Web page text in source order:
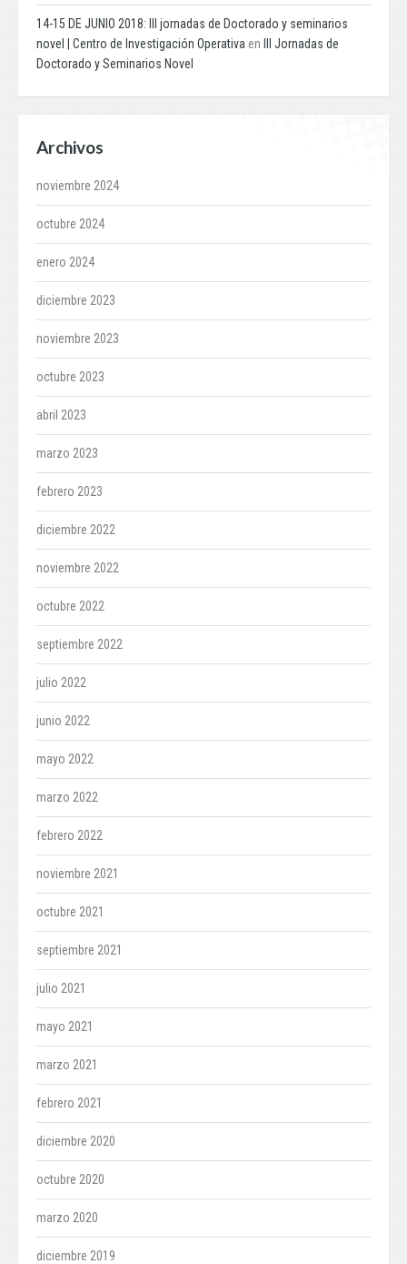
14-15 DE JUNIO 2018: III jornadas de Doctorado y seminarios
novel | Centro de Investigación Operativa en
III Jornadas de
Doctorado y Seminarios Novel
Archivos
noviembre 2024
octubre 2024
enero 2024
diciembre 2023
noviembre 2023
octubre 2023
abril 2023
marzo 2023
febrero 2023
diciembre 2022
noviembre 2022
octubre 2022
septiembre 2022
julio 2022
junio 2022
mayo 2022
marzo 2022
febrero 2022
noviembre 2021
octubre 2021
septiembre 2021
julio 2021
mayo 2021
marzo 2021
febrero 2021
diciembre 2020
octubre 2020
marzo 2020
diciembre 2019